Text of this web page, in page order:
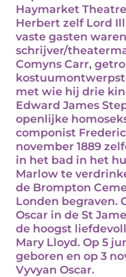
Haymarket
Herbert zelf Lord
vaste gasten
schrijver/
Comyns Carr,
met wie hij drie
Edward James
openlijke
componist
november 1889
in het bad in het
Marlow te
de Brompton
Londen begraven.
Oscar in de St
de hoogst
Mary Lloyd. Op 5
geboren en op 3
Vyvyan Oscar.